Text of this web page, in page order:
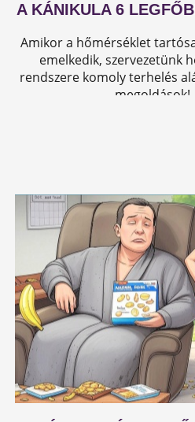
A KÁNIKULA 6
Amikor a hőmérséklet
emelkedik, szervezetünk
rendszere komoly terhelés
megoldások!